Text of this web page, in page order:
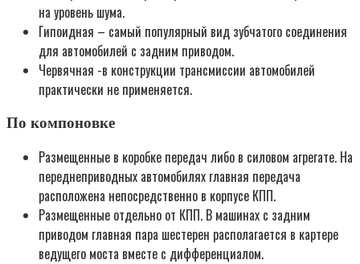
на уровень шума.
Гипоидная – самый популярный вид зубчатого соединения
для автомобилей с задним приводом.
Червячная -в конструкции трансмиссии автомобилей
практически не применяется.
По компоновке
Размещенные в коробке передач либо в силовом агрегате. На
переднеприводных автомобилях главная передача
расположена непосредственно в корпусе КПП.
Размещенные отдельно от КПП. В машинах с задним
приводом главная пара шестерен располагается в картере
ведущего моста вместе с дифференциалом.